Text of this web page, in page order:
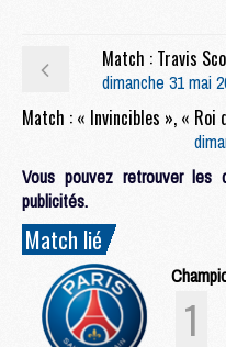
dimanche 31 mai
Vous pouvez retrouver les
publicités.
Match lié
1